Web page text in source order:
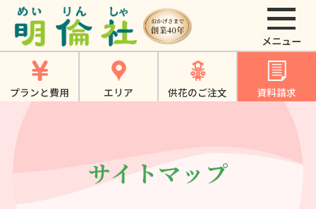
サイトマップ｜大東
市・寝屋川市・四條
畷市・門真市でのお
プランと費用 エリア 供花のご注文 資料請求
サイトマップ